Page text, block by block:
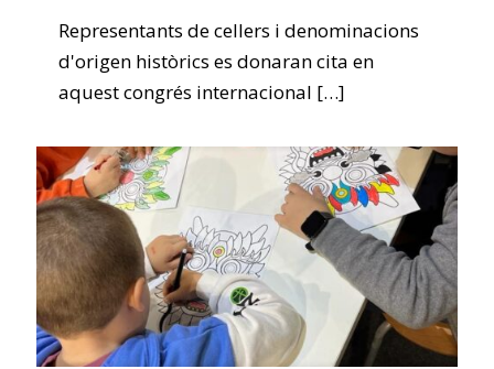
Representants de cellers i denominacions
d'origen històrics es donaran cita en
aquest congrés internacional […]